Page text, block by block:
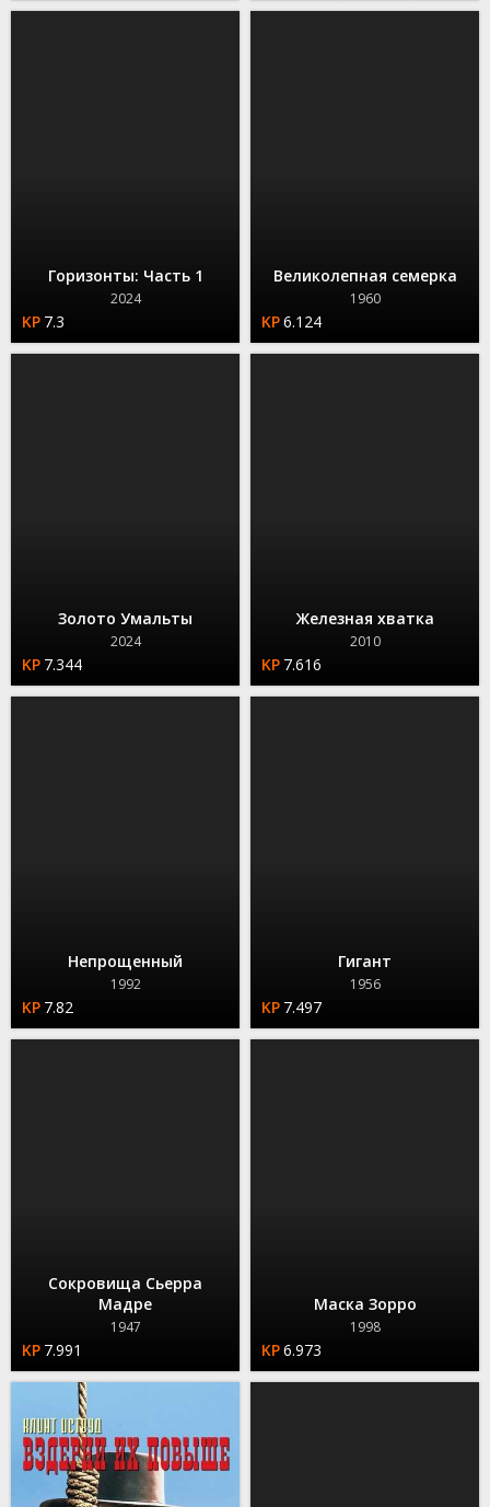
Горизонты: Часть 1
2024
7.3
Великолепная семерка
1960
6.124
Золото Умальты
2024
7.344
Железная хватка
2010
7.616
Непрощенный
1992
7.82
Гигант
1956
7.497
Сокровища Сьерра
Мадре
1947
7.991
Маска Зорро
1998
6.973